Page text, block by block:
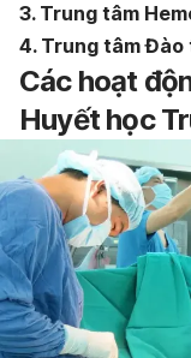
3. Trung tâm
4. Trung tâm Đào
Các hoạt
Huyết học